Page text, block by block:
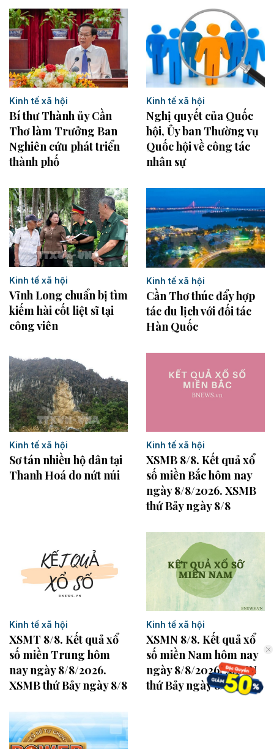
Kinh tế xã hội
Bí thư Thành ủy Cần
Thơ làm Trưởng Ban
Nghiên cứu phát triển
thành phố
Kinh tế xã hội
Nghị quyết của Quốc
hội, Ủy ban Thường vụ
Quốc hội về công tác
nhân sự
Kinh tế xã hội
Vĩnh Long chuẩn bị tìm
kiếm hài cốt liệt sĩ tại
công viên
Kinh tế xã hội
Cần Thơ thúc đẩy hợp
tác du lịch với đối tác
Hàn Quốc
Kinh tế xã hội
Sơ tán nhiều hộ dân tại
Thanh Hoá do nứt núi
Kinh tế xã hội
XSMB 8/8. Kết quả xổ
số miền Bắc hôm nay
ngày 8/8/2026. XSMB
thứ Bảy ngày 8/8
Kinh tế xã hội
XSMT 8/8. Kết quả xổ
số miền Trung hôm
nay ngày 8/8/2026.
XSMB thứ Bảy ngày 8/8
Kinh tế xã hội
XSMN 8/8. Kết quả xổ
số miền Nam hôm nay
ngày 8/8/2026. XSMN
thứ Bảy ngày 8/8